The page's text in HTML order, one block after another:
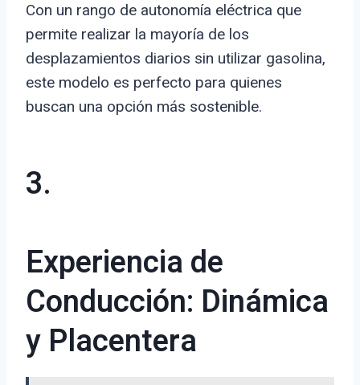
Con un rango de autonomía eléctrica que
permite realizar la mayoría de los
desplazamientos diarios sin utilizar gasolina,
este modelo es perfecto para quienes
buscan una opción más sostenible.
3.
Experiencia de
Conducción: Dinámica
y Placentera